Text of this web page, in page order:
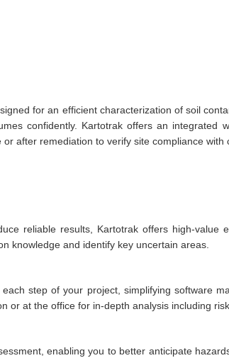
for an efficient characterization of soil
confidently. Kartotrak offers an
after remediation to verify site compliance with
reliable results, Kartotrak offers high-
knowledge and identify key uncertain areas.
step of your project, simplifying software
or at the office for in-depth analysis including
enabling you to better anticipate